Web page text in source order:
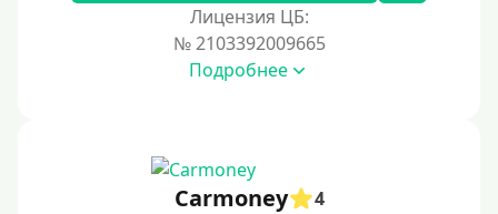
Лицензия ЦБ:
№ 2103392009665
Подробнее
Carmoney
4